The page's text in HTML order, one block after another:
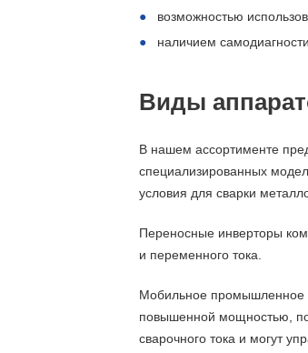
возможностью
наличием
Виды
В нашем ассортименте
специализированных
условия для сварки
Переносные инверторы
и переменного тока.
Мобильное промышленное
повышенной мощностью,
сварочного тока и могут